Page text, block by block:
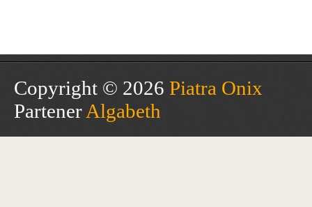
Copyright © 2026 Piatra Onix
Partener Algabeth